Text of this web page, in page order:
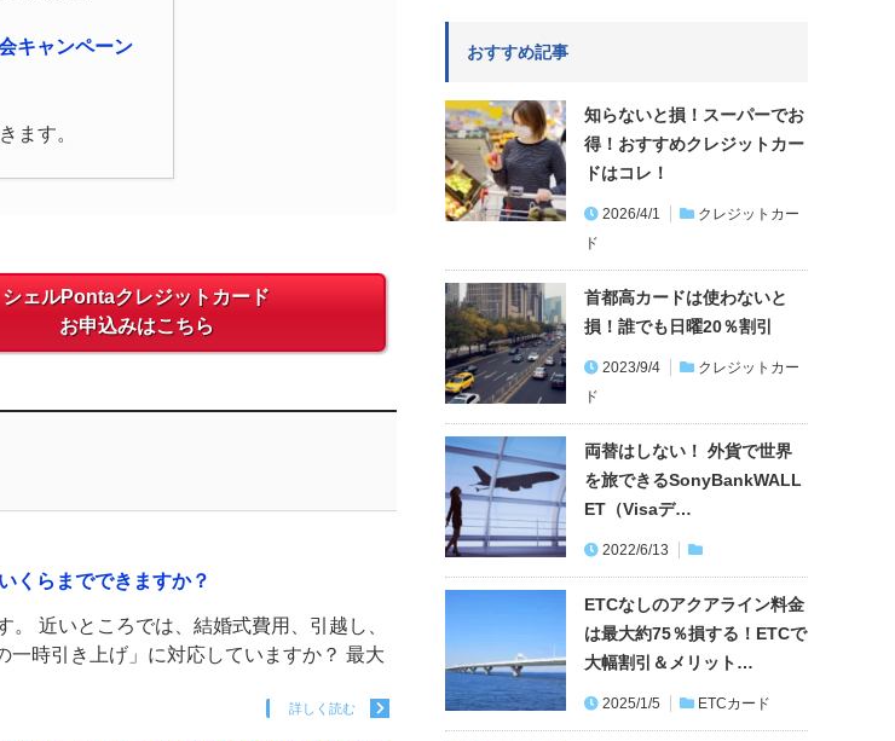
キャンペーン
ます。
シェルPontaクレジットカード
お申込みはこちら
くらまでできますか？
近いところでは、結婚式費用、引越し、
時引き上げ」に対応していますか？ 最大
詳しく読む
おすすめ記事
知らないと損！スーパーでお
得！おすすめクレジットカー
ドはコレ！
2026/4/1
クレジットカー
ド
首都高カードは使わないと
損！誰でも日曜20％割引
2023/9/4
クレジットカー
ド
両替はしない！ 外貨で世界
を旅できるSonyBankWALL
ET（Visaデ…
2022/6/13
ETCなしのアクアライン料金
は最大約75％損する！ETCで
大幅割引＆メリット…
2025/1/5 ETCカード